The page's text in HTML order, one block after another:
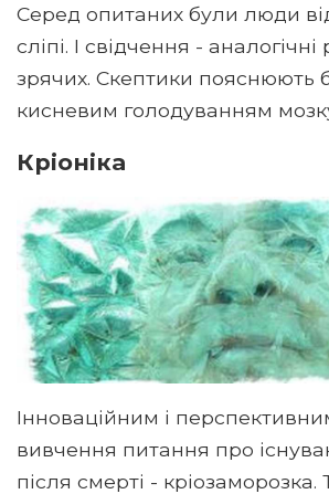
Серед опитаних були люди
сліпі. І свідчення -
зрячих. Скептики пояснюють
кисневим голодуванням
Кріоніка
Інноваційним і
вивчення питання про
після смерті -